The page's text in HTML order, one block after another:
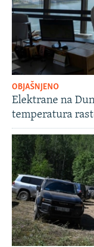
OBJAŠNJENO
Elektrane na
temperatura